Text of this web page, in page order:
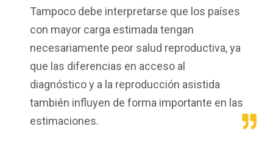
Tampoco debe interpretarse que los países
con mayor carga estimada tengan
necesariamente peor salud reproductiva, ya
que las diferencias en acceso al
diagnóstico y a la reproducción asistida
también influyen de forma importante en las
estimaciones.